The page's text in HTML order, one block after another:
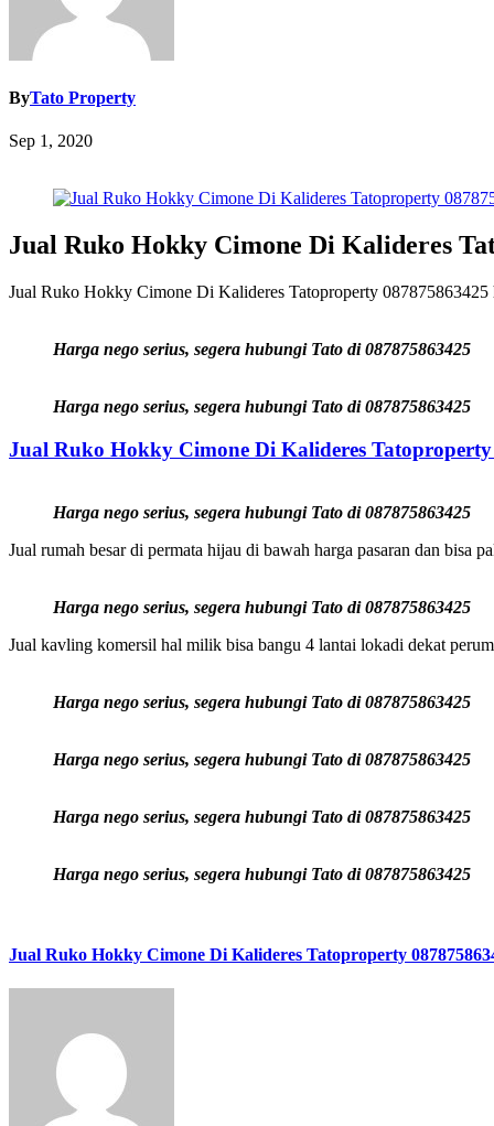
ByTato Property
Sep 1, 2020
Jual Ruko Hokky Cimone Di Kalideres
Jual Ruko Hokky Cimone Di Kalideres Tatoproperty 087875863425
Harga nego serius, segera hubungi Tato di 087875863425
Harga nego serius, segera hubungi Tato di 087875863425
Jual Ruko Hokky Cimone Di Kalideres Tatoproperty
Harga nego serius, segera hubungi Tato di 087875863425
Jual rumah besar di permata hijau di bawah harga pasaran dan bisa
Harga nego serius, segera hubungi Tato di 087875863425
Jual kavling komersil hal milik bisa bangu 4 lantai lokadi dekat
Harga nego serius, segera hubungi Tato di 087875863425
Harga nego serius, segera hubungi Tato di 087875863425
Harga nego serius, segera hubungi Tato di 087875863425
Harga nego serius, segera hubungi Tato di 087875863425
Jual Ruko Hokky Cimone Di Kalideres Tatoproperty